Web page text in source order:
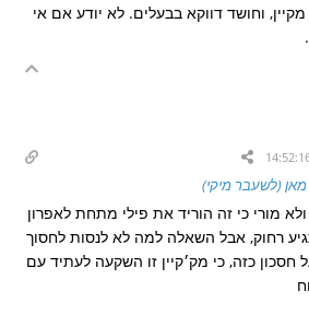
וחושד דווקא בבעלים. לא יודע אם אי
(לשעבר מיקי)
מורי כי זה הוריד את פילי מתחת לאפרון
רחוק, אבל השאלה למה לא לנסות לחסוך
חסכון כזה, כי מק׳קיין זו השקעה לעתיד עם